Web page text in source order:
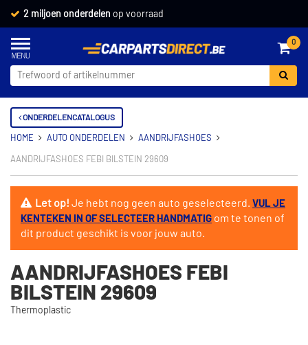
2 miljoen onderdelen op voorraad
0
ONDERDELENCATALOGUS
HOME AUTO ONDERDELEN AANDRIJFASHOES
AANDRIJFASHOES FEBI BILSTEIN 29609
Let op!Je hebt nog geen auto geselecteerd. VUL JE
KENTEKEN IN OF SELECTEER HANDMATIG om te tonen of
dit product geschikt is voor jouw auto.
AANDRIJFASHOES FEBI
BILSTEIN 29609
Thermoplastic